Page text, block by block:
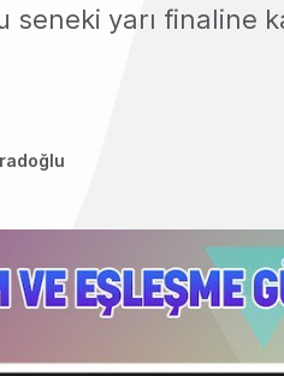
seneki yarı finaline